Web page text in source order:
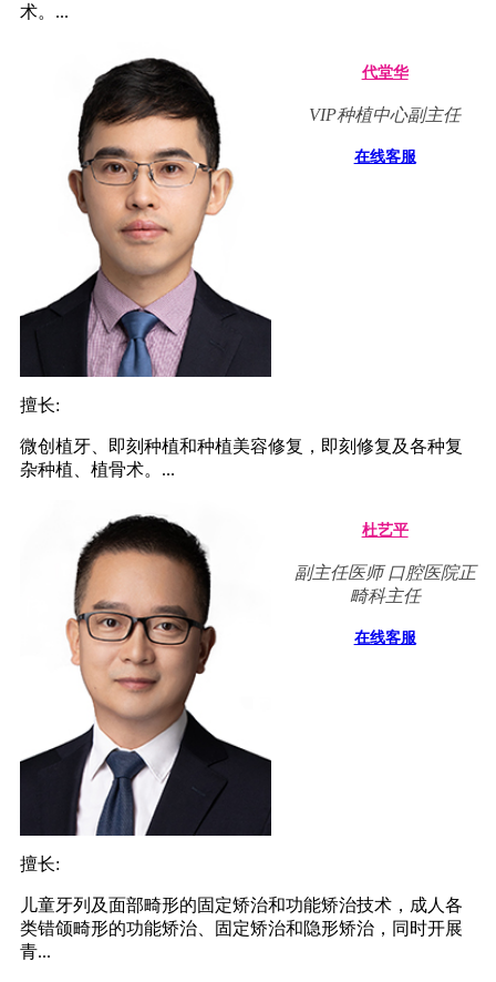
术。...
代堂华
VIP种植中心副主任
在线客服
擅长:
微创植牙、即刻种植和种植美容修复，即刻修复及各种复
杂种植、植骨术。...
杜艺平
副主任医师 口腔医院正
畸科主任
在线客服
擅长:
儿童牙列及面部畸形的固定矫治和功能矫治技术，成人各
类错颌畸形的功能矫治、固定矫治和隐形矫治，同时开展
青...